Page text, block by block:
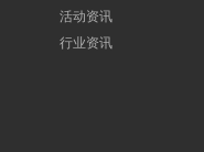
活动资讯
行业资讯